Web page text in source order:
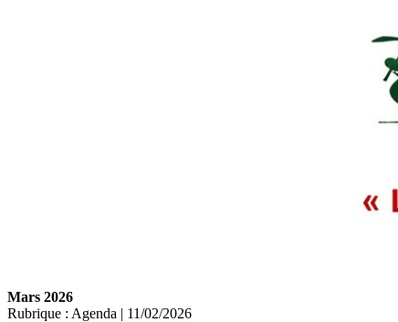
Mars 2026
Rubrique : Agenda | 11/02/2026